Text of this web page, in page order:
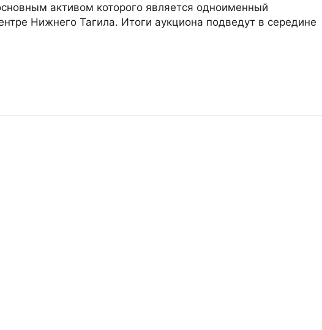
активом которого является одноименный
Нижнего Тагила. Итоги аукциона подведут в середине